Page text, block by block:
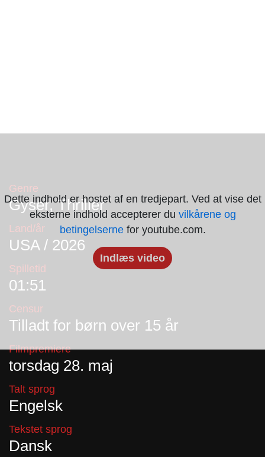
Dette indhold er hostet af en tredjepart. Ved at vise det
eksterne indhold accepterer du vilkårene og
betingelsernefor youtube.com.
Indlæs video
Genre
Gyser, Thriller
Land/år
USA / 2026
Spilletid
01:51
Censur
Tilladt for børn over 15 år
Filmpremiere
torsdag 28. maj
Talt sprog
Engelsk
Tekstet sprog
Dansk